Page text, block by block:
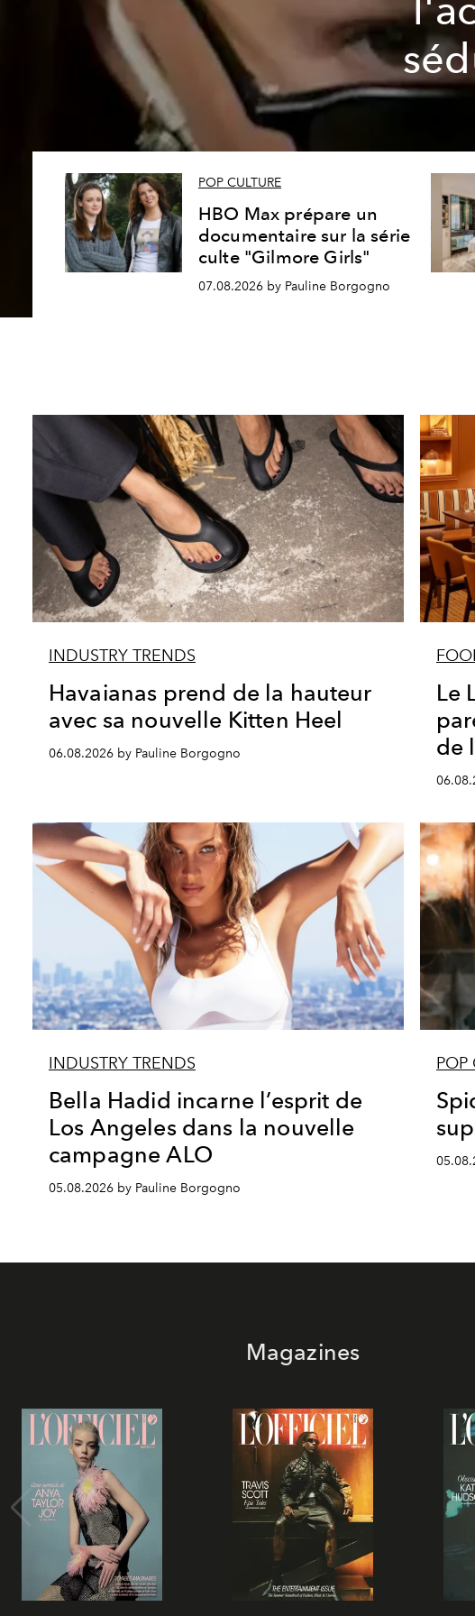
POP CULTURE
HBO Max prépare un
documentaire sur la série
culte "Gilmore Girls"
07.08.2026 by Pauline Borgogno
INDUSTRY TRENDS
Havaianas prend de la hauteur
avec sa nouvelle Kitten Heel
06.08.2026 by Pauline Borgogno
Le
de
INDUSTRY TRENDS
Bella Hadid incarne l’esprit de
Los Angeles dans la nouvelle
campagne ALO
05.08.2026 by Pauline Borgogno
POP
Magazines